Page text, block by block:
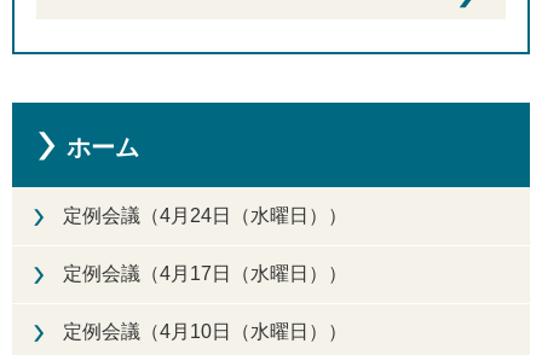
ホーム
定例会議（4月24日（水曜日））
定例会議（4月17日（水曜日））
定例会議（4月10日（水曜日））